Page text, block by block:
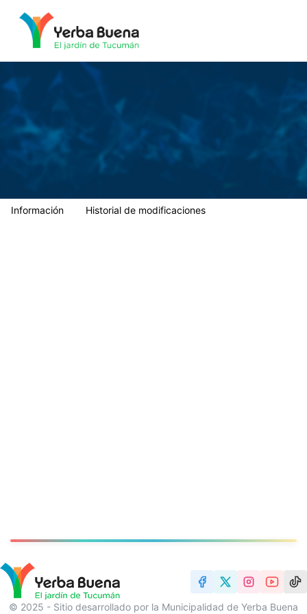
Información Historial de modificaciones
© 2025 - Sitio desarrollado por la Municipalidad de Yerba Buena